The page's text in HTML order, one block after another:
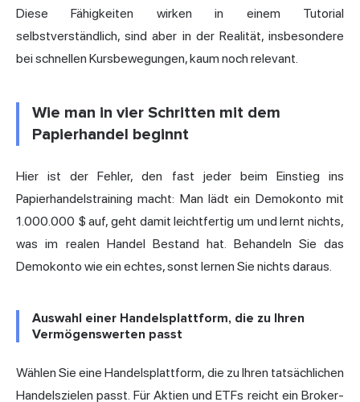
Diese Fähigkeiten wirken in einem Tutorial
selbstverständlich, sind aber in der Realität, insbesondere
bei schnellen Kursbewegungen, kaum noch relevant.
Wie man in vier Schritten mit dem
Papierhandel beginnt
Hier ist der Fehler, den fast jeder beim Einstieg ins
Papierhandelstraining macht: Man lädt ein Demokonto mit
1.000.000 $ auf, geht damit leichtfertig um und lernt nichts,
was im realen Handel Bestand hat. Behandeln Sie das
Demokonto wie ein echtes, sonst lernen Sie nichts daraus.
Auswahl einer Handelsplattform, die zu Ihren
Vermögenswerten passt
Wählen Sie eine Handelsplattform, die zu Ihren tatsächlichen
Handelszielen passt. Für Aktien und ETFs reicht ein Broker-